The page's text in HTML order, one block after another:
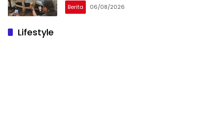
Berita 06/08/2026
Lifestyle